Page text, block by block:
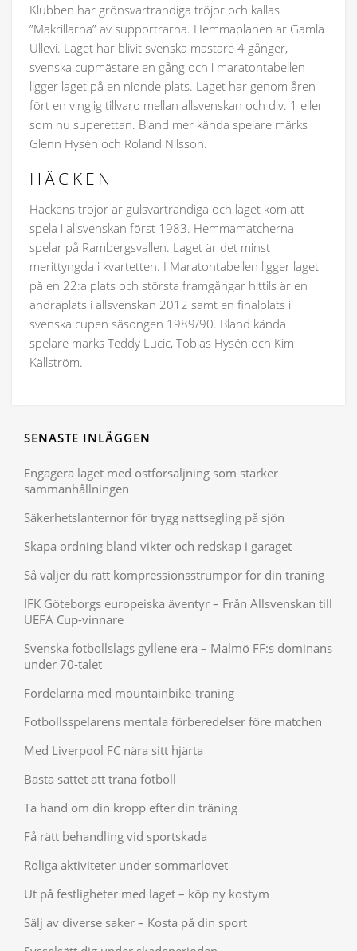
Klubben har grönsvartrandiga tröjor och kallas
”Makrillarna” av supportrarna. Hemmaplanen är Gamla
Ullevi. Laget har blivit svenska mästare 4 gånger,
svenska cupmästare en gång och i maratontabellen
ligger laget på en nionde plats. Laget har genom åren
fört en vinglig tillvaro mellan allsvenskan och div. 1 eller
som nu superettan. Bland mer kända spelare märks
Glenn Hysén och Roland Nilsson.
HÄCKEN
Häckens tröjor är gulsvartrandiga och laget kom att
spela i allsvenskan först 1983. Hemmamatcherna
spelar på Rambergsvallen. Laget är det minst
merittyngda i kvartetten. I Maratontabellen ligger laget
på en 22:a plats och största framgångar hittils är en
andraplats i allsvenskan 2012 samt en finalplats i
svenska cupen säsongen 1989/90. Bland kända
spelare märks Teddy Lucic, Tobias Hysén och Kim
Källström.
SENASTE INLÄGGEN
Engagera laget med ostförsäljning som stärker
sammanhållningen
Säkerhetslanternor för trygg nattsegling på sjön
Skapa ordning bland vikter och redskap i garaget
Så väljer du rätt kompressionsstrumpor för din träning
IFK Göteborgs europeiska äventyr – Från Allsvenskan till
UEFA Cup-vinnare
Svenska fotbollslags gyllene era – Malmö FF:s dominans
under 70-talet
Fördelarna med mountainbike-träning
Fotbollsspelarens mentala förberedelser före matchen
Med Liverpool FC nära sitt hjärta
Bästa sättet att träna fotboll
Ta hand om din kropp efter din träning
Få rätt behandling vid sportskada
Roliga aktiviteter under sommarlovet
Ut på festligheter med laget – köp ny kostym
Sälj av diverse saker – Kosta på din sport